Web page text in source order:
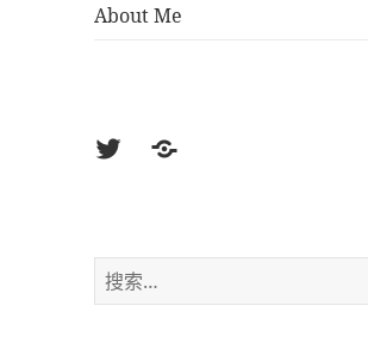
About Me
TwitterWeibo
搜
索：